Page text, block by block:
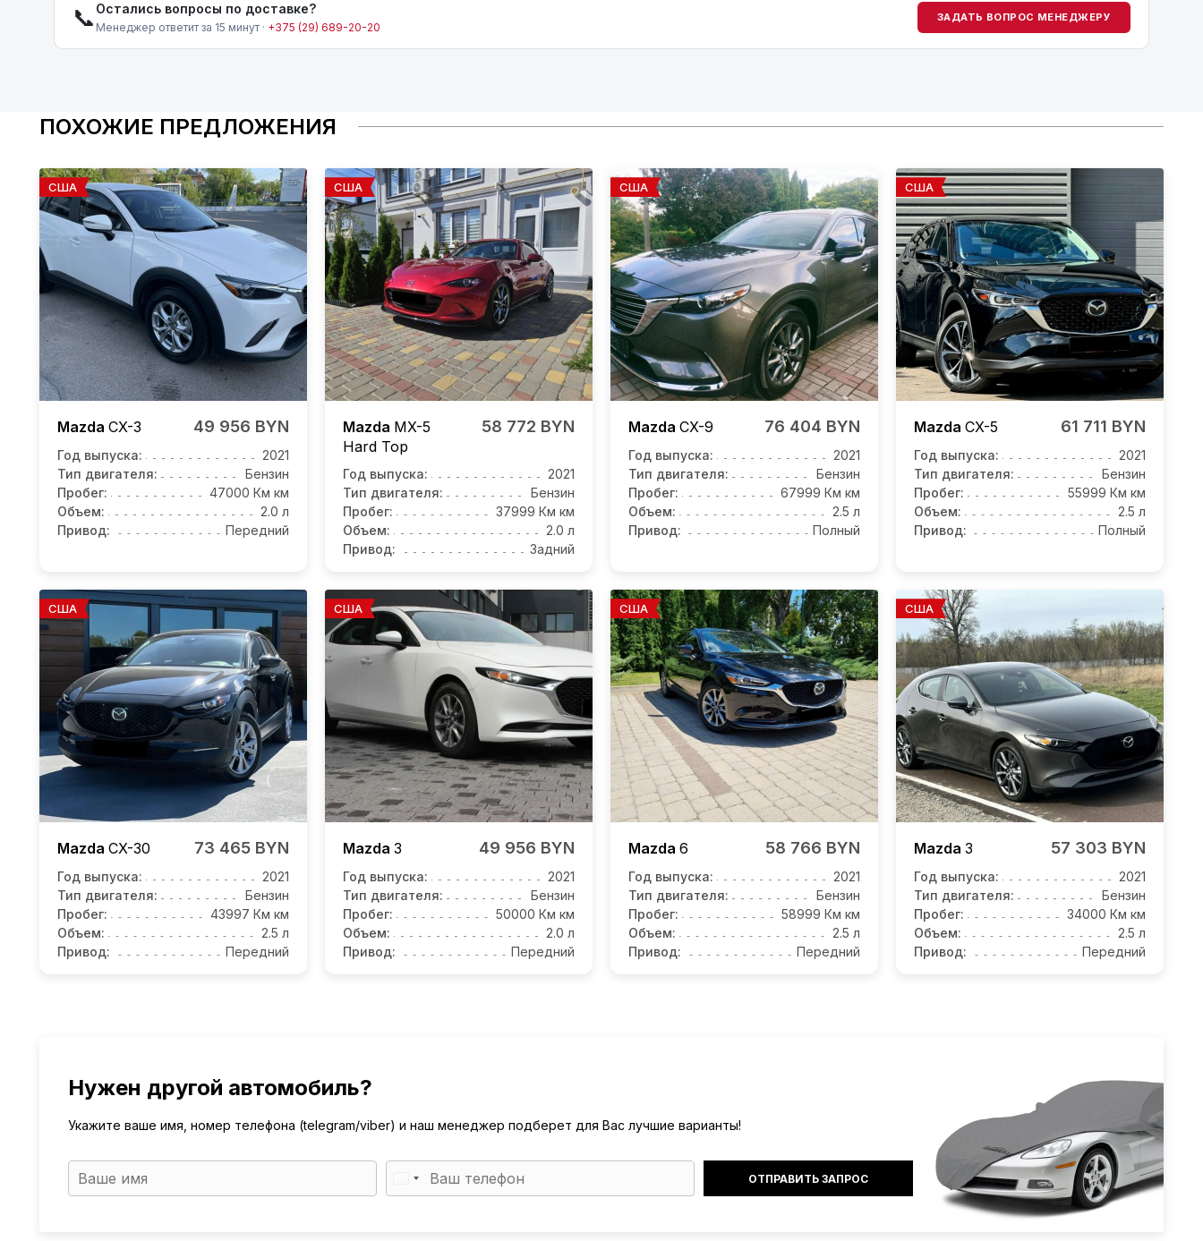
📞 Остались вопросы по доставке?
Менеджер ответит за 15 минут · +375 (29) 689-20-20
ЗАДАТЬ ВОПРОС МЕНЕДЖЕРУ
ПОХОЖИЕ ПРЕДЛОЖЕНИЯ
США
Mazda CX-3 49 956 BYN
Год выпуска:
2021
Тип двигателя:
Бензин
Пробег:
47000 Км км
Объем:
2.0 л
Привод:
Передний
США
Mazda MX-5
Hard Top
58 772 BYN
Год выпуска:
2021
Тип двигателя:
Бензин
Пробег:
37999 Км км
Объем:
2.0 л
Привод:
Задний
США
Mazda CX-9 76 404 BYN
Год выпуска:
2021
Тип двигателя:
Бензин
Пробег:
67999 Км км
Объем:
2.5 л
Привод:
Полный
США
Mazda CX-5 61 711 BYN
Год выпуска:
2021
Тип двигателя:
Бензин
Пробег:
55999 Км км
Объем:
2.5 л
Привод:
Полный
США
Mazda CX-30 73 465 BYN
Год выпуска:
2021
Тип двигателя:
Бензин
Пробег:
43997 Км км
Объем:
2.5 л
Привод:
Передний
США
Mazda 3 49 956 BYN
Год выпуска:
2021
Тип двигателя:
Бензин
Пробег:
50000 Км км
Объем:
2.0 л
Привод:
Передний
США
Mazda 6 58 766 BYN
Год выпуска:
2021
Тип двигателя:
Бензин
Пробег:
58999 Км км
Объем:
2.5 л
Привод:
Передний
США
Mazda 3 57 303 BYN
Год выпуска:
2021
Тип двигателя:
Бензин
Пробег:
34000 Км км
Объем:
2.5 л
Привод:
Передний
Нужен другой автомобиль?
Укажите ваше имя, номер телефона (telegram/viber) и наш менеджер подберет для Вас лучшие варианты!